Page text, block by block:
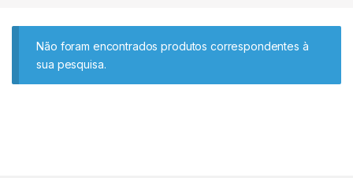
Não foram encontrados produtos correspondentes à
sua pesquisa.